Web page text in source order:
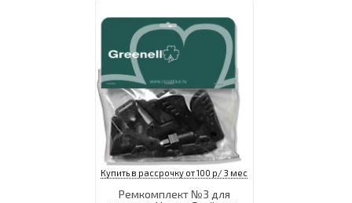
Купить в рассрочку от 100 р/ 3 мес
Ремкомплект №3 для